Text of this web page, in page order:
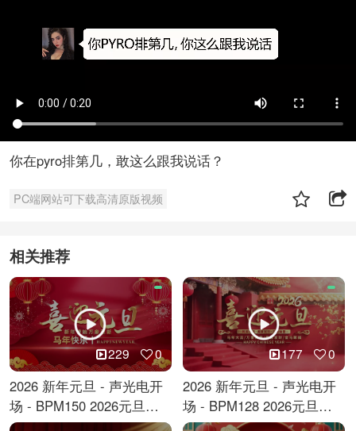
你在pyro排第几，敢这么跟我说话？
PC端网站可下载高清原版视频
相关推荐
229 0
2026 新年元旦 - 声光电开
场 - BPM150 2026元旦跨
年倒计时
177 0
2026 新年元旦 - 声光电开
场 - BPM128 2026元旦马
年